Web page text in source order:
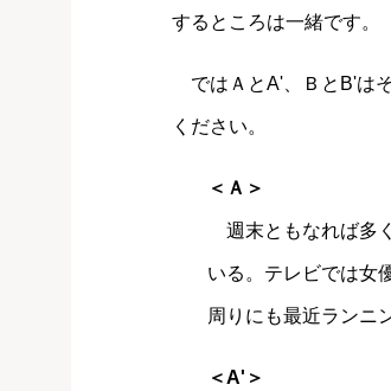
するところは一緒です。
ではＡとA'、ＢとB'は
ください。
＜Ａ＞
週末ともなれば多
いる。テレビでは女
周りにも最近ランニ
＜A'＞